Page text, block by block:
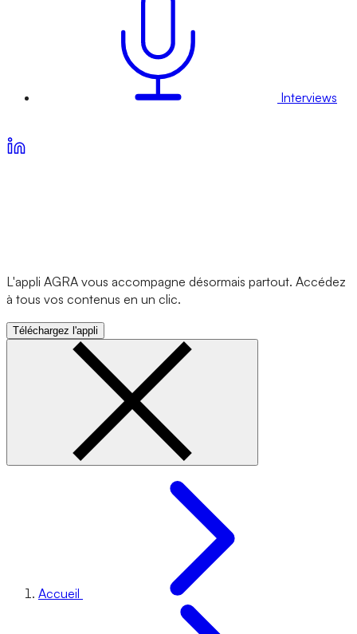
Interviews
L'appli AGRA vous accompagne désormais partout. Accédez
à tous vos contenus en un clic.
Téléchargez l'appli
Accueil